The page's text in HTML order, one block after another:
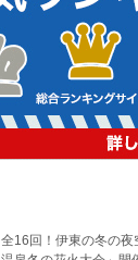
全16回！伊東の冬の夜